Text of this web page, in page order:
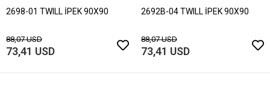
2698-01 TWILL İPEK 90X90
88,07 USD
73,41 USD
2692B-04 TWILL İPEK 90X90
88,07 USD
73,41 USD